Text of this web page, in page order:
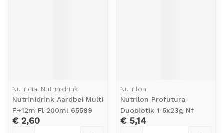
Nutricia, Nutrinidrink
Nutrinidrink Aardbei Multi
F.+12m Fl 200ml 65589
€ 2,60
Nutrilon
Nutrilon Profutura
Duobiotik 1 5x23g Nf
€ 5,14